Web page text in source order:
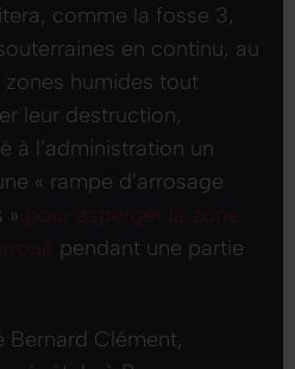
comme la fosse 3,
en continu, au
zones humides tout
leur destruction,
à l’administration un
« rampe d’arrosage
» pour asperger la zone
pendant une partie
Bernard Clément,